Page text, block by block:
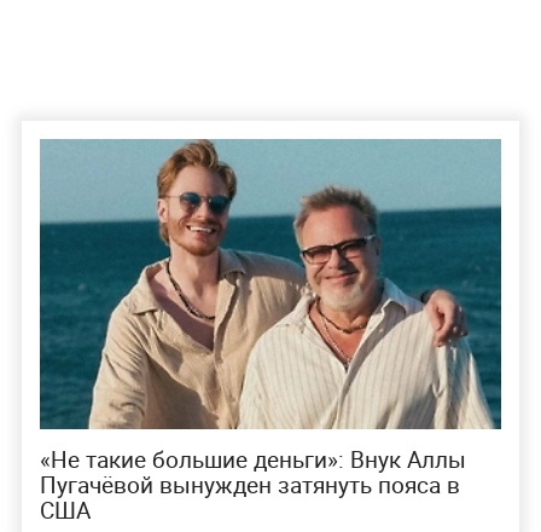
«Не такие большие деньги»: Внук Аллы
Пугачёвой вынужден затянуть пояса в
США